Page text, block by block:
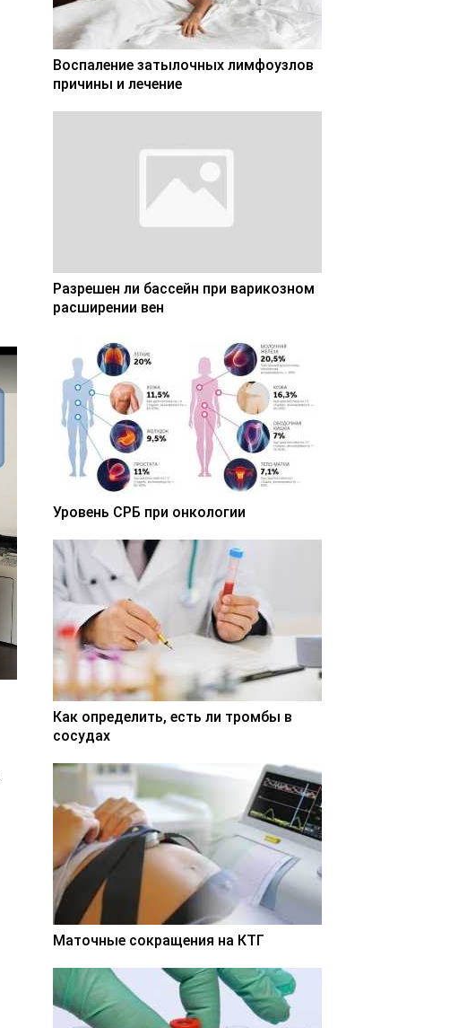
Воспаление затылочных лимфоузлов
причины и лечение
Разрешен ли бассейн при варикозном
расширении вен
Уровень СРБ при онкологии
Как определить, есть ли тромбы в
сосудах
Маточные сокращения на КТГ